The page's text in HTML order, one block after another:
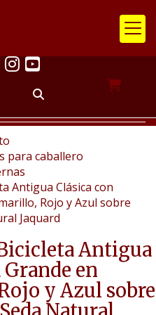
para caballero
Antigua Clásica con
Rojo y Azul sobre
Jaquard
Antigua
en
y Azul sobre